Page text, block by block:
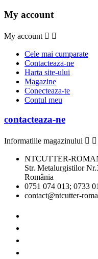
My account
My account  
Cele mai cumparate
Contacteaza-ne
Harta site-ului
Magazine
Conecteaza-te
Contul meu
contacteaza-ne
Informatiile magazinului  
NTCUTTER-
Str. Metalurgistilor
România
0751 074 013; 0733
contact@ntcutter-